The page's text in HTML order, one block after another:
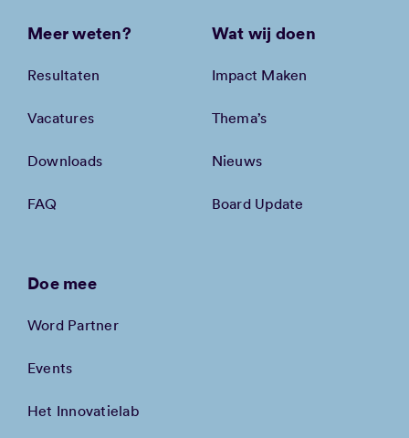
Meer weten?
Resultaten
Vacatures
Downloads
FAQ
Wat wij doen
Impact Maken
Thema’s
Nieuws
Board Update
Doe mee
Word Partner
Events
Het Innovatielab